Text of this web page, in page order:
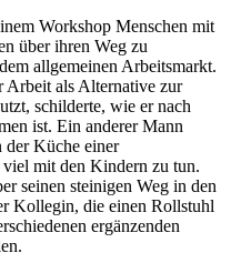
Workshop Menschen mit
über ihren Weg zu
allgemeinen Arbeitsmarkt.
Arbeit als Alternative zur
schilderte, wie er nach
ist. Ein anderer Mann
der Küche einer
viel mit den Kindern zu tun.
seinen steinigen Weg in den
Kollegin, die einen Rollstuhl
ergänzenden